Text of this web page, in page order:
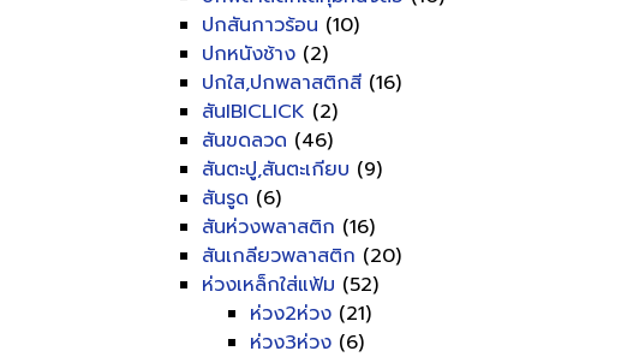
ปกสันกาวร้อน (10)
ปกหนังช้าง (2)
ปกใส,ปกพลาสติกสี (16)
สันIBICLICK (2)
สันขดลวด (46)
สันตะปู,สันตะเกียบ (9)
สันรูด (6)
สันห่วงพลาสติก (16)
สันเกลียวพลาสติก (20)
ห่วงเหล็กใส่แฟ้ม (52)
ห่วง2ห่วง (21)
ห่วง3ห่วง (6)